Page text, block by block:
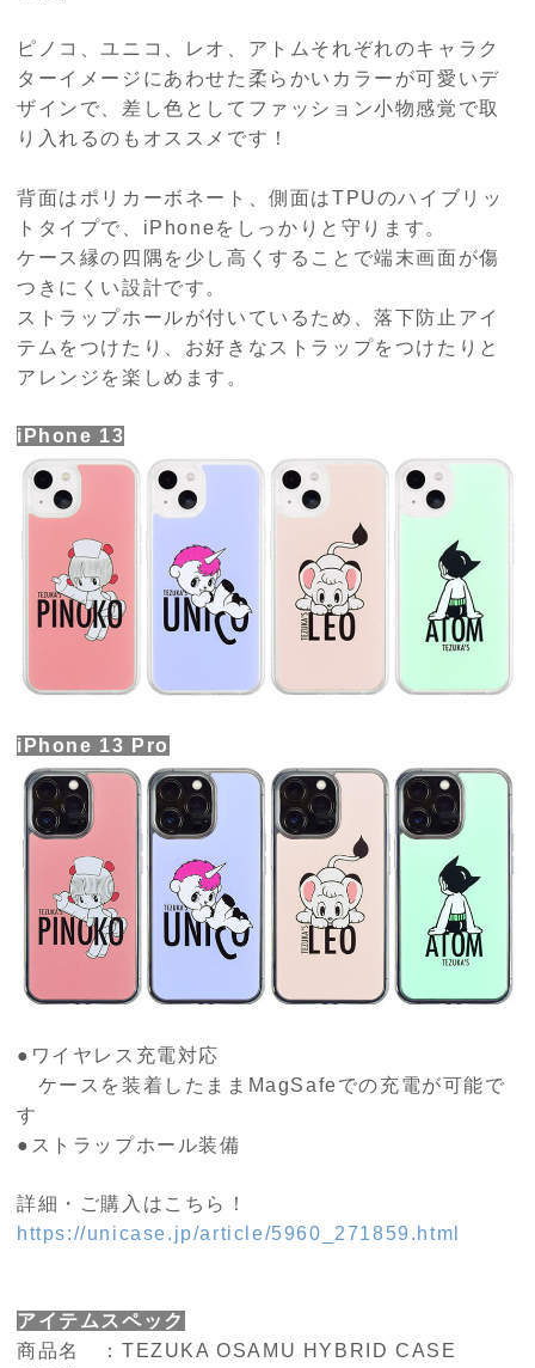
ピノコ、ユニコ、レオ、アトムそれぞれのキャラク
ターイメージにあわせた柔らかいカラーが可愛いデ
ザインで、差し色としてファッション小物感覚で取
り入れるのもオススメです！
背面はポリカーボネート、側面はTPUのハイブリッ
トタイプで、iPhoneをしっかりと守ります。
ケース縁の四隅を少し高くすることで端末画面が傷
つきにくい設計です。
ストラップホールが付いているため、落下防止アイ
テムをつけたり、お好きなストラップをつけたりと
アレンジを楽しめます。
iPhone 13
iPhone 13 Pro
●ワイヤレス充電対応
ケースを装着したままMagSafeでの充電が可能で
す
●ストラップホール装備
詳細・ご購入はこちら！
https://unicase.jp/article/5960_271859.html
アイテムスペック
商品名 ：TEZUKA OSAMU HYBRID CASE